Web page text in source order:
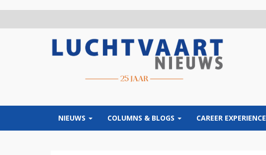
NIEUWS COLUMNS & BLOGS CAREER EXPERIENCE